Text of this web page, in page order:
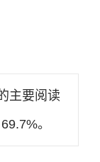
主要阅读
。